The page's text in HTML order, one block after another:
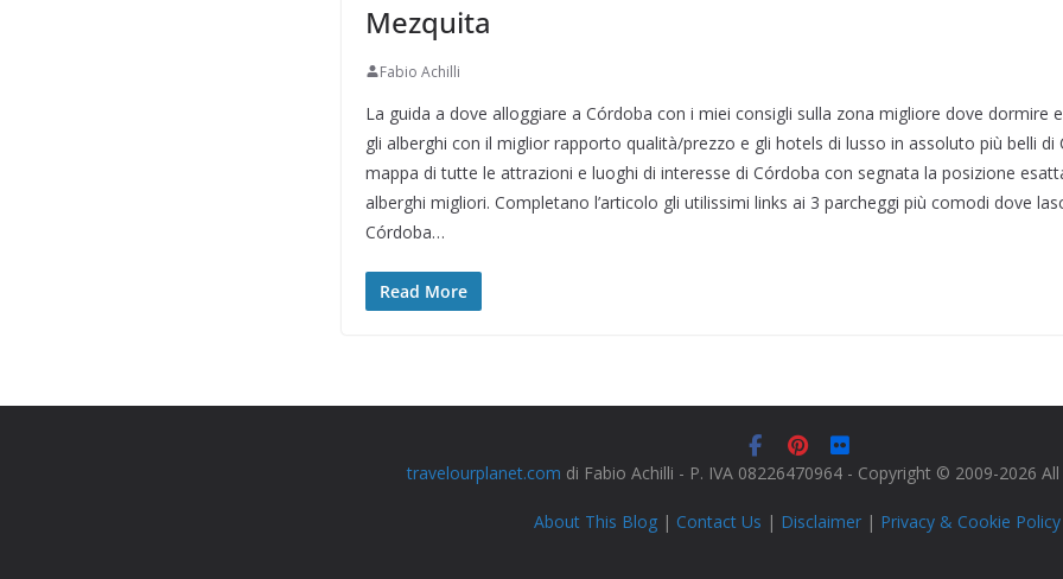
Mezquita
Fabio Achilli
La guida a dove alloggiare a Córdoba con i miei consigli sulla zona migliore dove dormire
gli alberghi con il miglior rapporto qualità/prezzo e gli hotels di lusso in assoluto più belli di
mappa di tutte le attrazioni e luoghi di interesse di Córdoba con segnata la posizione
alberghi migliori. Completano l’articolo gli utilissimi links ai 3 parcheggi più comodi dove
Córdoba…
Read More
travelourplanet.com di Fabio Achilli - P. IVA 08226470964 - Copyright © 2009-2026
About This Blog | Contact Us | Disclaimer | Privacy & Cookie Policy